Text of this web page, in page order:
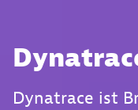
Dynatrace ist